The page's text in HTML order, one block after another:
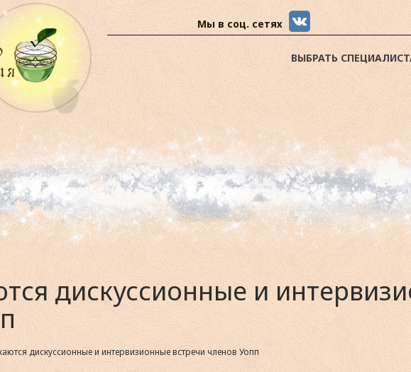
Мы в соц. сетях
ВЫБРАТЬ
дискуссионные и
дискуссионные и интервизионные встречи членов Уопп